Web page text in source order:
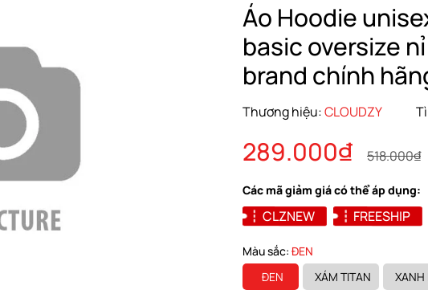
Áo Hoodie
basic oversize
brand chính
Thương hiệu:CLOUDZY
289.000₫ 518.000₫
Các mã giảm giá có thể áp dụng:
CLZNEW FREESHIP
Màu sắc: ĐEN
ĐEN
XÁM TITAN XANH